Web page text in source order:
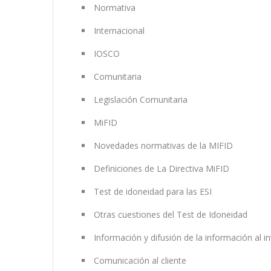
Normativa
Internacional
IOSCO
Comunitaria
Legislación Comunitaria
MiFID
Novedades normativas de la MIFID
Definiciones de La Directiva MiFID
Test de idoneidad para las ESI
Otras cuestiones del Test de Idoneidad
Información y difusión de la información al
Comunicación al cliente